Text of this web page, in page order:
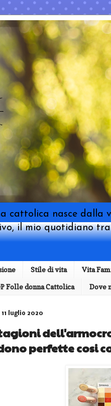
cattolica nasce dalla
il mio quotidiano
Stile di vita Vita
Folle donna Cattolica Dove
luglio 2020
perfette cosi